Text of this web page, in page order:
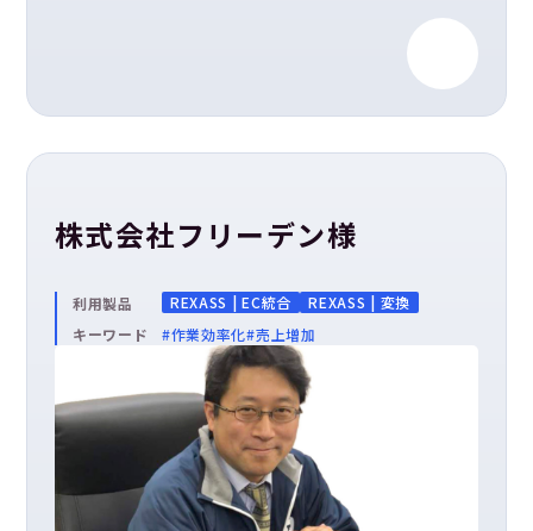
株式会社フリーデン様
利用製品 REXASS | EC統合
REXASS | 変換
キーワード
#作業効率化#売上増加